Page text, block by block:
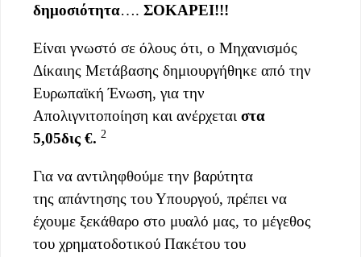
δημοσιότητα…. ΣΟΚΑΡΕΙ!!!
Είναι γνωστό σε όλους ότι, ο Μηχανισμός
Δίκαιης Μετάβασης δημιουργήθηκε από την
Ευρωπαϊκή Ένωση, για την
Απολιγνιτοποίηση και ανέρχεται στα
5,05δις €. 2
Για να αντιληφθούμε την βαρύτητα
της απάντησης του Υπουργού, πρέπει να
έχουμε ξεκάθαρο στο μυαλό μας, το μέγεθος
του χρηματοδοτικού Πακέτου του